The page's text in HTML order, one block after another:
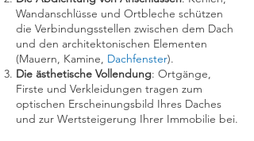
Wandanschlüsse und Ortbleche schützen
die Verbindungsstellen zwischen dem Dach
und den architektonischen Elementen
(Mauern, Kamine, Dachfenster).
Die ästhetische Vollendung: Ortgänge,
Firste und Verkleidungen tragen zum
optischen Erscheinungsbild Ihres Daches
und zur Wertsteigerung Ihrer Immobilie bei.